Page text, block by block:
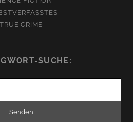
TRUE CRIME
SUCHE: